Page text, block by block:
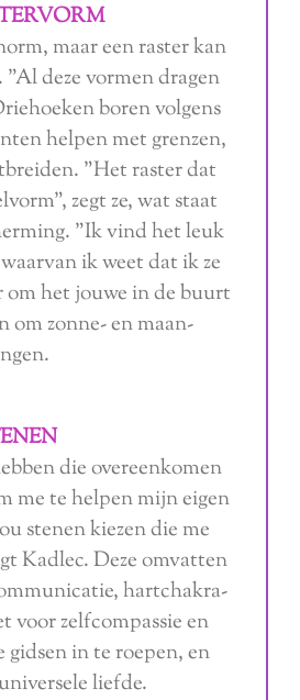
maar een raster kan
deze vormen dragen
boren volgens
helpen met grenzen,
"Het raster dat
zegt ze, wat staat
"Ik vind het leuk
ik weet dat ik ze
om het jouwe in de buurt
om zonne- en maan-
die overeenkomen
me te helpen mijn eigen
stenen kiezen die me
Kadlec. Deze omvatten
hartchakra-
voor zelfcompassie en
in te roepen, en
liefde.